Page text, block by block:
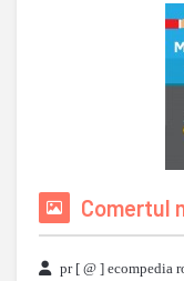
Comertul
pr [ @ ] ecompedia